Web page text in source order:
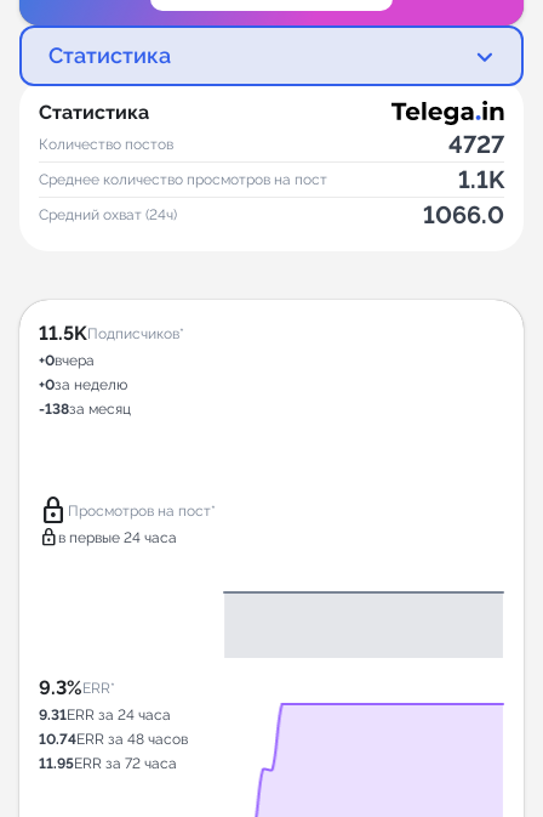
Статистика
Статистика
Количество постов 4727
Среднее количество просмотров на пост 1.1K
Средний охват (24ч) 1066.0
11.5KПодписчиков*
+0вчера
+0за неделю
-138за месяц
lock Просмотров на пост*
lock в первые 24 часа
9.3%ERR*
9.31ERR за 24 часа
10.74ERR за 48 часов
11.95ERR за 72 часа